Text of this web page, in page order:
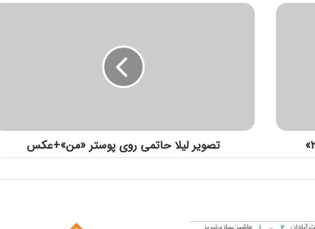
تصویر لیلا حاتمی روی پوستر «من»+عکس